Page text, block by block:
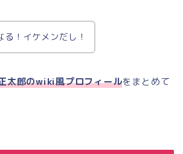
る！イケメンだし！
太郎のwiki風プロフィールをまとめて